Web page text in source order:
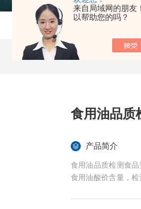
来自局域网的朋友
以帮助您的吗？
食用油品质
产品简介
食用油品质检测食
食用油酸价含量，